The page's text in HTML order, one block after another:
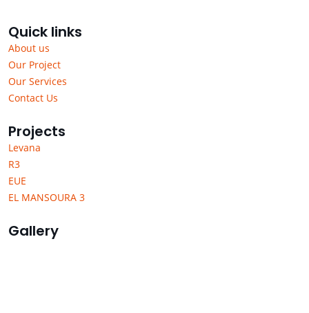
Quick links
About us
Our Project
Our Services
Contact Us
Projects
Levana
R3
EUE
EL MANSOURA 3
Gallery